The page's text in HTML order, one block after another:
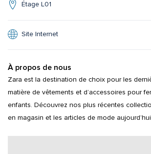
Étage L01
Site Internet
À propos de nous
Zara est la destination de choix pour les
matière de vêtements et d’accessoires pour
enfants. Découvrez nos plus récentes
en magasin et les articles de mode